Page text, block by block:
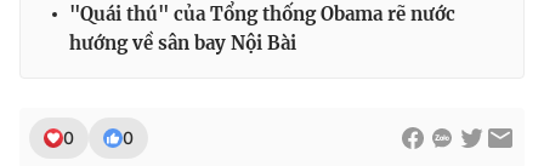
"Quái thú" của Tổng thống Obama rẽ nước
hướng về sân bay Nội Bài
0 0